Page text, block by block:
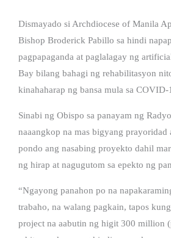
Dismayado si Archdiocese of Manila
Bishop Broderick Pabillo sa hindi
pagpapaganda at paglalagay ng
Bay bilang bahagi ng rehabilitasyon
kinahaharap ng bansa mula sa COVID-
Sinabi ng Obispo sa panayam ng
naaangkop na mas bigyang prayoridad
pondo ang nasabing proyekto dahil
ng hirap at nagugutom sa epekto ng
“Ngayong panahon po na
trabaho, na walang pagkain, tapos
project na aabutin ng higit 300 million